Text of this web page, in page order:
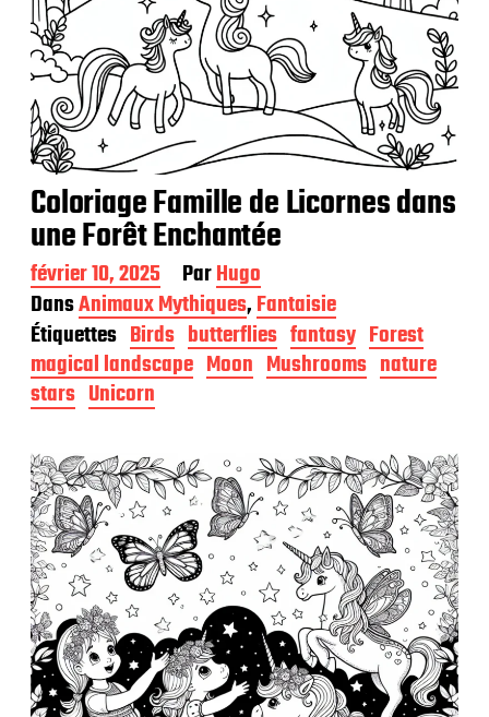
Coloriage Famille de Licornes dans
une Forêt Enchantée
D
a
t
e
d
e
p
b
l
i
c
a
t
i
o
n
février 10, 2025 ParHugo
DansAnimaux Mythiques,Fantaisie
Étiquettes Birds butterflies fantasy Forest
magical landscape Moon Mushrooms nature
stars Unicorn